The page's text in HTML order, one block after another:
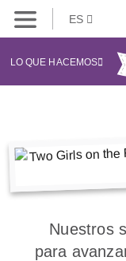
ES
LO QUE HACEMOS
Nuestros
para